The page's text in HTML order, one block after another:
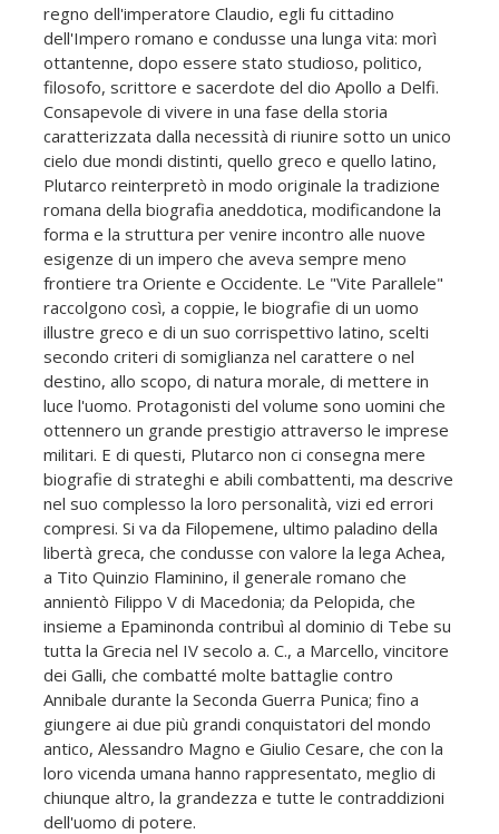
regno dell'imperatore Claudio, egli fu cittadino
dell'Impero romano e condusse una lunga vita: morì
ottantenne, dopo essere stato studioso, politico,
filosofo, scrittore e sacerdote del dio Apollo a Delfi.
Consapevole di vivere in una fase della storia
caratterizzata dalla necessità di riunire sotto un unico
cielo due mondi distinti, quello greco e quello latino,
Plutarco reinterpretò in modo originale la tradizione
romana della biografia aneddotica, modificandone la
forma e la struttura per venire incontro alle nuove
esigenze di un impero che aveva sempre meno
frontiere tra Oriente e Occidente. Le "Vite Parallele"
raccolgono così, a coppie, le biografie di un uomo
illustre greco e di un suo corrispettivo latino, scelti
secondo criteri di somiglianza nel carattere o nel
destino, allo scopo, di natura morale, di mettere in
luce l'uomo. Protagonisti del volume sono uomini che
ottennero un grande prestigio attraverso le imprese
militari. E di questi, Plutarco non ci consegna mere
biografie di strateghi e abili combattenti, ma descrive
nel suo complesso la loro personalità, vizi ed errori
compresi. Si va da Filopemene, ultimo paladino della
libertà greca, che condusse con valore la lega Achea,
a Tito Quinzio Flaminino, il generale romano che
annientò Filippo V di Macedonia; da Pelopida, che
insieme a Epaminonda contribuì al dominio di Tebe su
tutta la Grecia nel IV secolo a. C., a Marcello, vincitore
dei Galli, che combatté molte battaglie contro
Annibale durante la Seconda Guerra Punica; fino a
giungere ai due più grandi conquistatori del mondo
antico, Alessandro Magno e Giulio Cesare, che con la
loro vicenda umana hanno rappresentato, meglio di
chiunque altro, la grandezza e tutte le contraddizioni
dell'uomo di potere.